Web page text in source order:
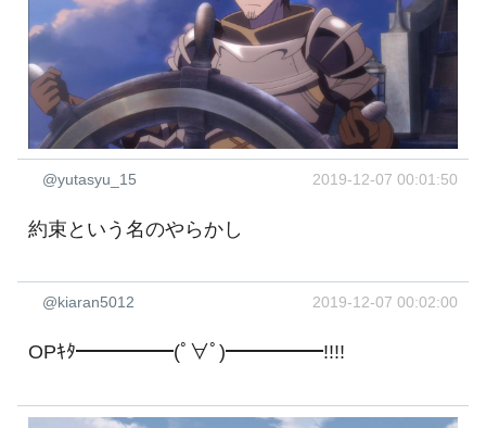
@yutasyu_15 2019-12-07 00:01:50
約束という名のやらかし
@kiaran5012 2019-12-07 00:02:00
OPｷﾀ━━━━━(ﾟ∀ﾟ)━━━━━!!!!